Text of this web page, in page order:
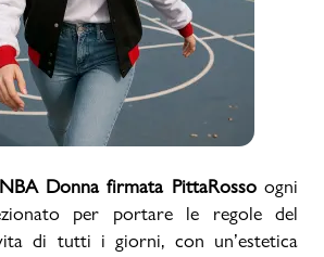
Donna firmata PittaRossoogni
per portare le regole del
di tutti i giorni, con un’estetica